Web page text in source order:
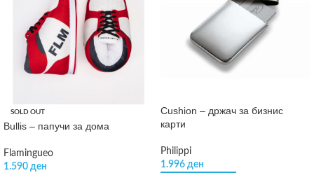
SOLD OUT
Bullis – папучи за дома
Flamingueo
1.590 ден
Cushion – држач за бизнис
карти
Philippi
1.996 ден